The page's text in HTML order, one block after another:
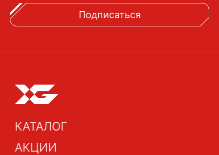
Подписаться
КАТАЛОГ
АКЦИИ